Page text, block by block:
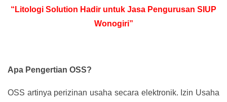
“Litologi Solution Hadir untuk Jasa Pengurusan SIUP
Wonogiri”
Apa Pengertian OSS?
OSS artinya perizinan usaha secara elektronik. Izin Usaha